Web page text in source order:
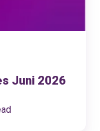
Juni 2026